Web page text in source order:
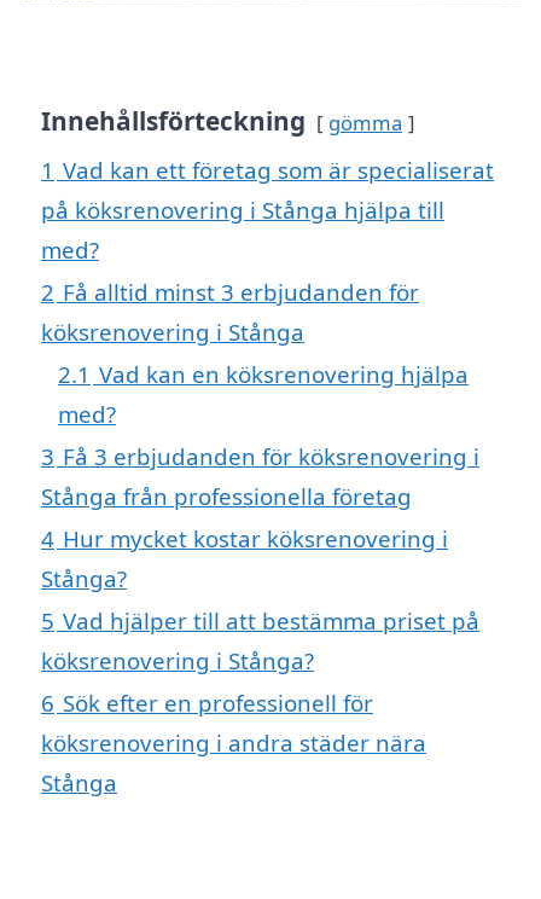
Innehållsförteckning gömma
1 Vad kan ett företag som är specialiserat
på köksrenovering i Stånga hjälpa till
med?
2 Få alltid minst 3 erbjudanden för
köksrenovering i Stånga
2.1 Vad kan en köksrenovering hjälpa
med?
3 Få 3 erbjudanden för köksrenovering i
Stånga från professionella företag
4 Hur mycket kostar köksrenovering i
Stånga?
5 Vad hjälper till att bestämma priset på
köksrenovering i Stånga?
6 Sök efter en professionell för
köksrenovering i andra städer nära
Stånga